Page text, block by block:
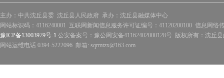
主办：中共沈丘县委 沈丘县人民政府 承办：沈丘县融媒体中心
网站标识码：4116240001 互联网新闻信息服务许可证编号：41120200100 信息网络
豫ICP备13003979号-1 公安备案号：豫公网安备41162402000128号 版权所有：沈丘
网站运维电话 0394-5222096 邮箱: sqrmtzx@163.com